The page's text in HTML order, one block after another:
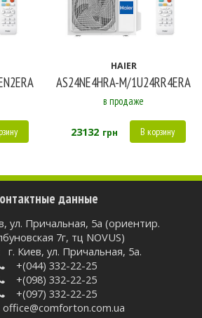
HAIER
AS24NE4HRA-M/1U24RR4ERA
в продаже
23132 грн В корзину
данные
ул. Причальная, 5а (ориентир.
7г, тц NOVUS)
г. Киев, ул. Причальная, 5а.
+(044) 332-22-25
+(098) 332-22-25
+(097) 332-22-25
office@comforton.com.ua